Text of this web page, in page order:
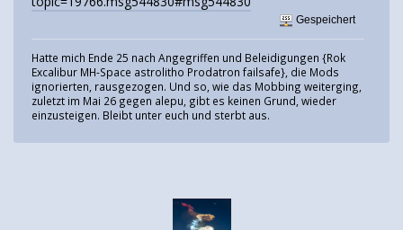
Gespeichert
Hatte mich Ende 25 nach Angegriffen und Beleidigungen {Rok
Excalibur MH-Space astrolitho Prodatron failsafe}, die Mods
ignorierten, rausgezogen. Und so, wie das Mobbing weiterging,
zuletzt im Mai 26 gegen alepu, gibt es keinen Grund, wieder
einzusteigen. Bleibt unter euch und sterbt aus.